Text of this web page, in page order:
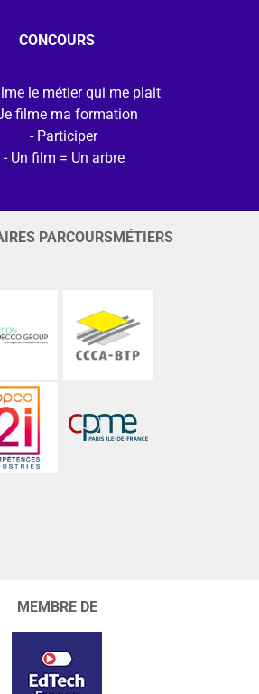
CONCOURS
le métier qui me plait
filme ma formation
Participer
Un film = Un arbre
PARCOURSMÉTIERS
MEMBRE DE